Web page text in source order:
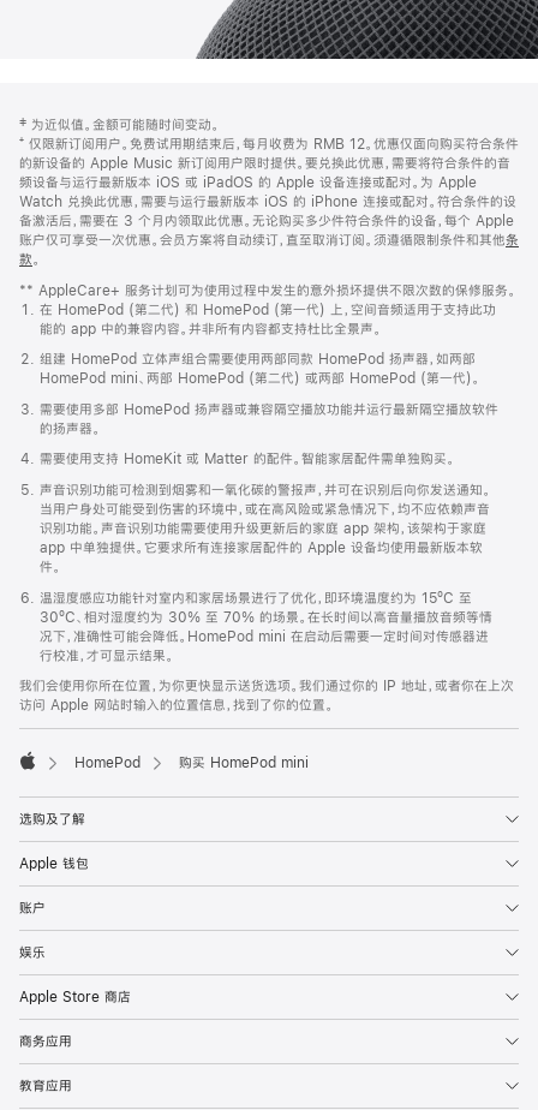
页
页
脚
注
‡ 为近似值。金额可能随时间变动。
⁺ 仅限新订阅用户。免费试用期结束后，每月收费为 RMB 12。优惠仅面向购买符合条件
的新设备的 Apple Music 新订阅用户限时提供。要兑换此优惠，需要将符合条件的音
频设备与运行最新版本 iOS 或 iPadOS 的 Apple 设备连接或配对。为 Apple
Watch 兑换此优惠，需要与运行最新版本 iOS 的 iPhone 连接或配对。符合条件的设
备激活后，需要在 3 个月内领取此优惠。无论购买多少件符合条件的设备，每个 Apple
账户仅可享受一次优惠。会员方案将自动续订，直至取消订阅。须遵循限制条件和其他条
款。
窗
口
中
打
开)
** AppleCare+ 服务计划可为使用过程中发生的意外损坏提供不限次数的保修服务。
在 HomePod (第二代) 和 HomePod (第一代) 上，空间音频适用于支持此功
能的 app 中的兼容内容。并非所有内容都支持杜比全景声。
组建 HomePod 立体声组合需要使用两部同款 HomePod 扬声器，如两部
HomePod mini、两部 HomePod (第二代) 或两部 HomePod (第一代)。
需要使用多部 HomePod 扬声器或兼容隔空播放功能并运行最新隔空播放软件
的扬声器。
需要使用支持 HomeKit 或 Matter 的配件。智能家居配件需单独购买。
声音识别功能可检测到烟雾和一氧化碳的警报声，并可在识别后向你发送通知。
当用户身处可能受到伤害的环境中，或在高风险或紧急情况下，均不应依赖声音
识别功能。声音识别功能需要使用升级更新后的家庭 app 架构，该架构于家庭
app 中单独提供。它要求所有连接家居配件的 Apple 设备均使用最新版本软
件。
温湿度感应功能针对室内和家居场景进行了优化，即环境温度约为 15ºC 至
30ºC、相对湿度约为 30% 至 70% 的场景。在长时间以高音量播放音频等情
况下，准确性可能会降低。HomePod mini 在启动后需要一定时间对传感器进
行校准，才可显示结果。
我们会使用你所在位置，为你更快显示送货选项。我们通过你的 IP 地址，或者你在上次
访问 Apple 网站时输入的位置信息，找到了你的位置。
HomePod 购买 HomePod mini
选购及了解
Apple 钱包
账户
娱乐
Apple Store 商店
商务应用
教育应用